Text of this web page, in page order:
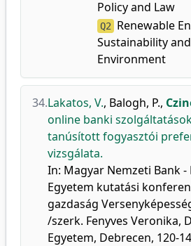
Policy and Law
Q2
Renewable
Sustainability
Environment
34.Lakatos, V., Balogh, P.,
online banki
tanúsított fogyasztói
vizsgálata.
In: Magyar Nemzeti Bank -
Egyetem kutatási
gazdaság
/szerk. Fenyves Veronika,
Egyetem, Debrecen, 120-